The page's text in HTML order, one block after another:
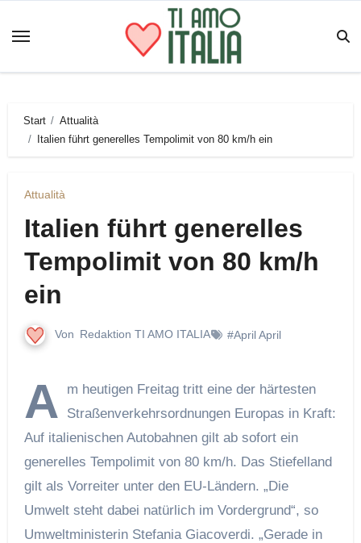
Inhalt
Start
Attualità
Italien führt generelles Tempolimit von 80 km/h ein
Attualità
Italien führt generelles
Tempolimit von 80 km/h
ein
Von Redaktion TI AMO ITALIA #April April
A
m heutigen Freitag tritt eine der härtesten
Straßenverkehrsordnungen Europas in Kraft:
Auf italienischen Autobahnen gilt ab sofort ein
generelles Tempolimit von 80 km/h. Das Stiefelland
gilt als Vorreiter unter den EU-Ländern. „Die
Umwelt steht dabei natürlich im Vordergrund“, so
Umweltministerin Stefania Giacoverdi. „Gerade in